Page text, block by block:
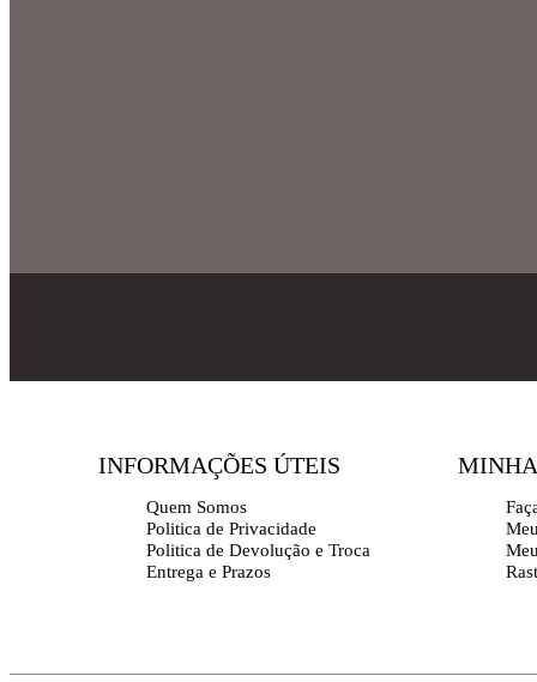
INFORMAÇÕES ÚTEIS
Quem Somos
Politica de Privacidade
Politica de Devolução e Troca
Entrega e Prazos